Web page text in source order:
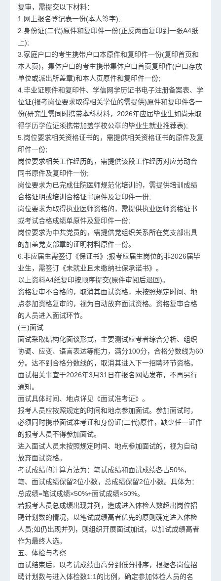
复审，需提交以下材料：
1.网上报名登记表一份(本人签字);
2.身份证(二代)原件和复印件一份(正反两面复印到一张A4纸
上);
3.家庭户口的考生携带户口本原件和复印件一份(复印首页和
本人页)，集体户口的考生携带集体户口首页复印件(户口存放
单位或派出所盖章)和本人页原件和复印件一份;
4.毕业证原件和复印件、学信网学历证书电子注册备案表、学
位证(报考岗位要求取得相关学位的需提供)原件和复印件各一
份(研究生需同时携带本科材料，2026年应届毕业生如尚未取
得学历学位证须携带加盖学校公章的毕业生就业推荐表);
5.岗位要求相关资格证书的，需提供相关资格证书的原件及复
印件一份;
岗位要求相关工作经历的，需提供该段工作经历对应劳动合
同书原件及复印件一份;
岗位要求为已完成住院医师规范化培训的，需提供培训成绩
合格证明或培训合格证书原件及复印件一份;
岗位要求为取得执业医师资格的，需提供执业医师资格证书
或考试合格成绩单原件及复印件一份;
岗位要求为中共党员的，需提供党组织关系所在党支部出具
的加盖党支部章的证明材料原件一份。
6.非应届生需签订《保证书》;报考应届生岗位的非2026届毕
业生，需签订《未就业且未缴纳社保承诺书》。
以上资料A4纸复印按顺序提交(原件审阅后退回)。
资格复审不合格的，取消其面试资格，未按照规定时间、地
点参加资格复审的，视为自动放弃面试资格。资格复审合格
的人员进入面试环节。
(三)面试
面试采取结构化面谈形式，主要测试应考者综合分析、组织
协调、应变、语言表达等能力，满分100分，合格分数线为60
分。达不到合格分数线的，取消其进入下一招聘环节资格。
面试相关事宜于2026年3月31日在报名网站发布，不再另行
通知。
面试具体时间、地点详见《面试准考证》。
报考人员应按照规定的时间和地点参加面试。参加面试时，
必须同时携带面试准考证和身份证(二代)原件，缺少任一证件
的报考人员不得参加面试。
进入面试人员未按照规定时间、地点参加面试的，视为自动
放弃面试资格。
考试成绩的计算方法为：笔试成绩和面试成绩各占50%，
笔、面试成绩保留2位小数，总成绩保留2位小数。具体为：
总成绩=笔试成绩×50%+面试成绩×50%。
若报考人员总成绩出现并列，造成进入体检人数超出岗位招
聘计划数的情况，以笔试成绩高者优先的原则确定进入体检
人员;如仍出现并列，则组织开展面试加试，以加试成绩高者
作为最终人选。
五、体检与考察
面试结束后，以考试成绩由高分到低分排序，根据各岗位招
聘计划数与进入体检数1:1的比例，确定参加体检人员的名